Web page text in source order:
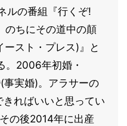
ルの番組『行くぞ!
のちにその道中の顛
スト・プレス)』と
。2006年初婚・
実婚)。アラサーの
ればいいと思ってい
の後2014年に出産